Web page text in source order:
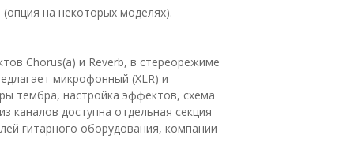
на некоторых моделях).
Chorus(а) и Reverb, в стереорежиме
микрофонный (XLR) и
тембра, настройка эффектов, схема
каналов доступна отдельная секция
гитарного оборудования, компании